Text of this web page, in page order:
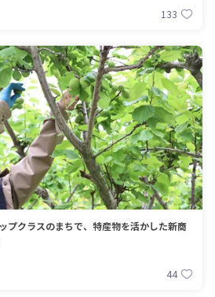
133
プクラスのまちで、特産物を活かした新商
44